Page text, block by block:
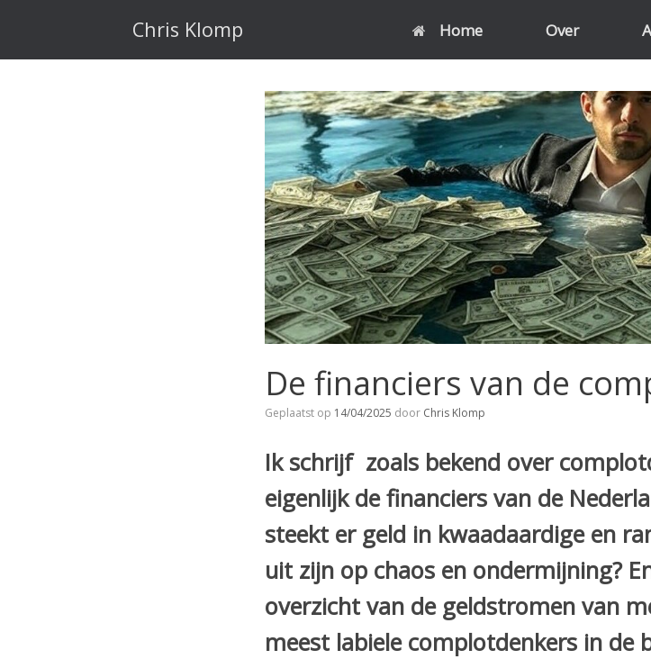
inhoud
Chris Klomp Home Over
De financiers van de
Geplaatst op 14/04/2025 door Chris Klomp
Ik schrijf zoals bekend over
eigenlijk de financiers van de
steekt er geld in kwaadaardige en
uit zijn op chaos en ondermijning?
overzicht van de geldstromen van
meest labiele complotdenkers in de